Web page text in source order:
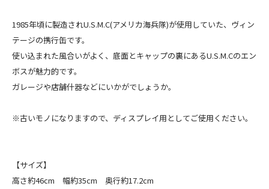
1985年頃に製造されU.S.M.C(アメリカ海兵隊)が使用していた、ヴィン
テージの携行缶です。
使い込まれた風合いがよく、底面とキャップの裏にあるU.S.M.Cのエン
ボスが魅力的です。
ガレージや店舗什器などにいかがでしょうか。
※古いモノになりますので、ディスプレイ用としてご使用ください。
【サイズ】
高さ約46cm 幅約35cm 奥行約17.2cm